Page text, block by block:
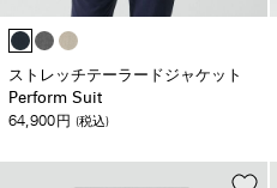
ストレッチテーラードジャケット
Perform Suit
64,900円 (税込)